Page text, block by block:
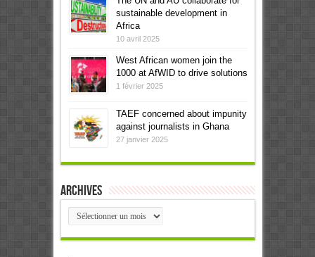
sustainable development in
Africa
10 avril 2025
West African women join the
1000 at AfWID to drive solutions
1 février 2025
TAEF concerned about impunity
against journalists in Ghana
27 janvier 2025
Archives
Archives